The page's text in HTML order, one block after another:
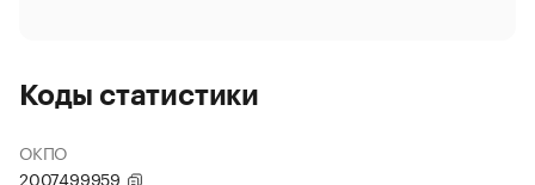
Коды статистики
ОКПО
2007499959